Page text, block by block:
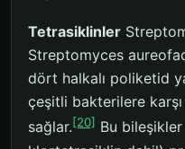
Tetrasiklinler
Streptomyces
dört halkalı poliketid
çeşitli bakterilere
sağlar.[20] Bu